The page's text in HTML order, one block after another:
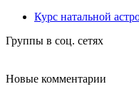
Курс натальной
Группы в соц. сетях
Новые комментарии